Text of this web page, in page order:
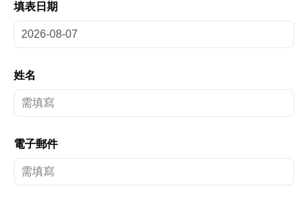
填表日期
姓名
電子郵件